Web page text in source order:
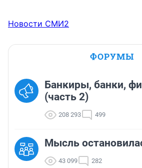
Новости СМИ2
ФОРУМЫ
Банкиры, банки,
(часть 2)
208 293 499
Мысль
43 099 282